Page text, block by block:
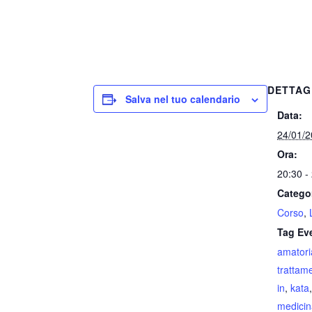
Salva nel tuo calendario
Data:
24/01/
Ora:
20:30 -
Corso,
Tag
in,kata